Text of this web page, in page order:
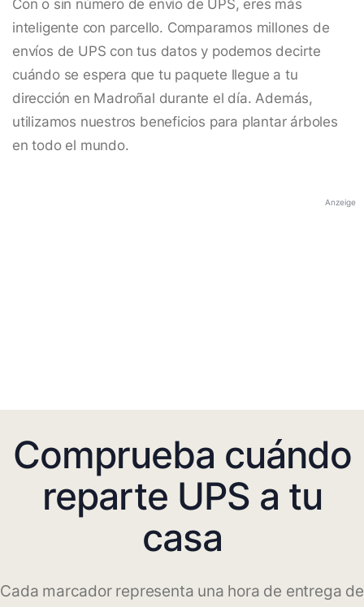
Con o sin número de envío de UPS, eres más
inteligente con parcello. Comparamos millones de
envíos de UPS con tus datos y podemos decirte
cuándo se espera que tu paquete llegue a tu
dirección en Madroñal durante el día. Además,
utilizamos nuestros beneficios para plantar árboles
en todo el mundo.
Anzeige
Comprueba cuándo
reparte UPS a tu
casa
Cada marcador representa una hora de entrega de